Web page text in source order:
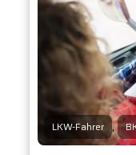
LKW-Fahrer ,